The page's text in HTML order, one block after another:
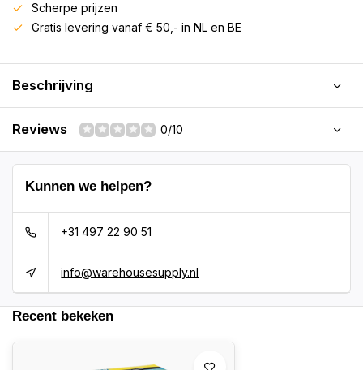
Scherpe prijzen
Gratis levering vanaf € 50,- in NL en BE
Beschrijving
Reviews 0/10
Kunnen we helpen?
+31 497 22 90 51
info@warehousesupply.nl
Recent bekeken